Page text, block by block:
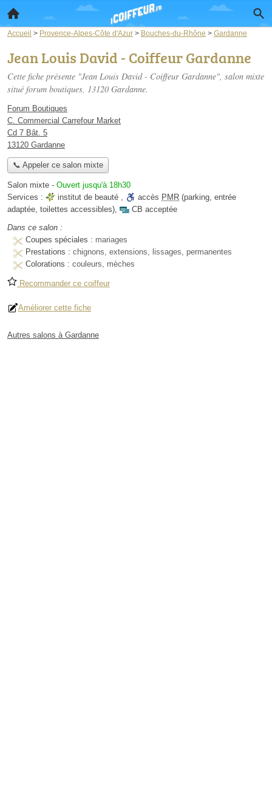
Accueil > Provence-Alpes-Côte d'Azur > Bouches-du-Rhône > Gardanne
Jean Louis David - Coiffeur Gardanne
Cette fiche présente "Jean Louis David - Coiffeur Gardanne", salon mixte
situé forum boutiques, 13120 Gardanne.
Forum Boutiques
C. Commercial Carrefour Market
Cd 7 Bât. 5
13120 Gardanne
📞 Appeler ce salon mixte
Salon mixte - Ouvert jusqu'à 18h30
Services :
institut de beauté , accès PMR (parking, entrée
adaptée, toilettes accessibles),
CB acceptée
Dans ce salon :
Coupes spéciales : mariages
Prestations : chignons, extensions, lissages, permanentes
Colorations : couleurs, mèches
Recommander ce coiffeur
Améliorer cette fiche
Autres salons à Gardanne